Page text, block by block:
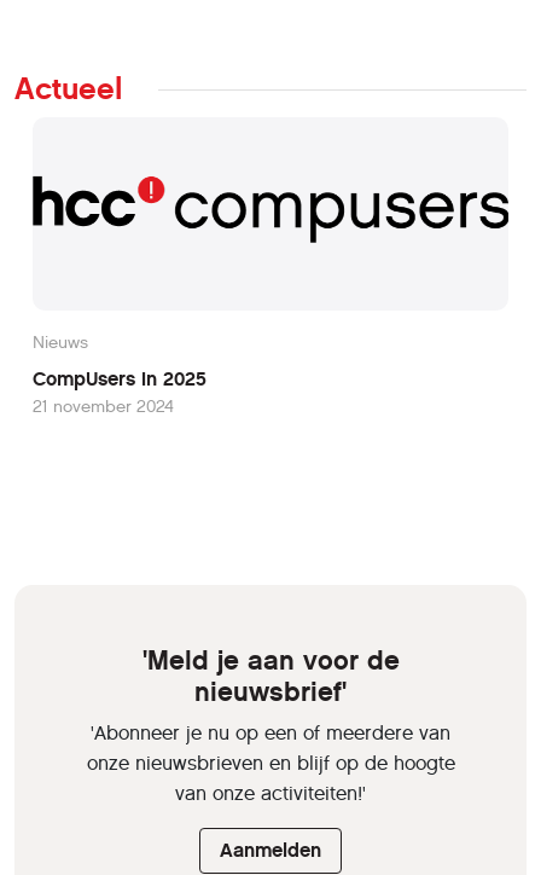
Actueel
Nieuws
CompUsers in 2025
21 november 2024
'Meld je aan voor de
nieuwsbrief'
'Abonneer je nu op een of meerdere van
onze nieuwsbrieven en blijf op de hoogte
van onze activiteiten!'
Aanmelden